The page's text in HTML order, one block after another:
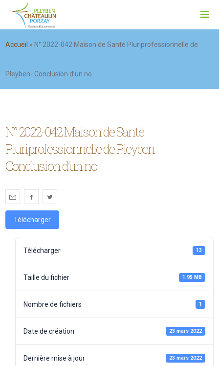
Accueil » N° 2022-042 Maison de Santé Pluriprofessionnelle de
Pleyben- Conclusion d’un no
N° 2022-042 Maison de Santé
Pluriprofessionnelle de Pleyben-
Conclusion d’un no
Télécharger
Télécharger 13
Taille du fichier 1.95 MB
Nombre de fichiers 1
Date de création 23 mars 2022
Dernière mise à jour 23 mars 2022